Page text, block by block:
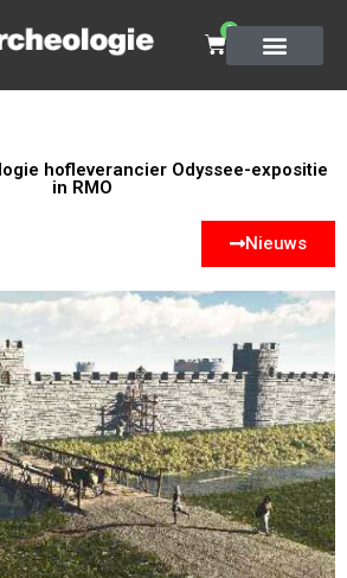
0
hofleverancier Odyssee-expositie
in RMO
Nieuws